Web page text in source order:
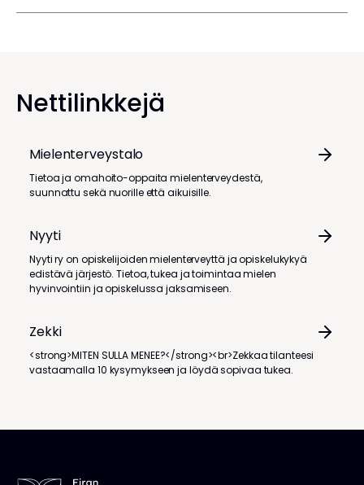
Nettilinkkejä
Mielenterveystalo
Tietoa ja omahoito-oppaita mielenterveydestä,
suunnattu sekä nuorille että aikuisille.
Nyyti
Nyyti ry on opiskelijoiden mielenterveyttä ja opiskelukykyä
edistävä järjestö. Tietoa, tukea ja toimintaa mielen
hyvinvointiin ja opiskelussa jaksamiseen.
Zekki
<strong>MITEN SULLA MENEE?</strong><br>Zekkaa tilanteesi
vastaamalla 10 kysymykseen ja löydä sopivaa tukea.